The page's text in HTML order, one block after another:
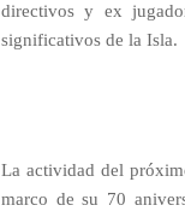
directivos y ex
significativos de la Isla.
La actividad del
marco de su 70